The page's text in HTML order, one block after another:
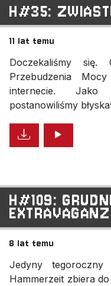
H#35:
11 lat temu
Doczekaliśmy się.
Przebudzenia
internecie.
postanowiliśmy
H#109:
8 lat temu
Jedyny tegoroczny
Hammerzeit zbiera